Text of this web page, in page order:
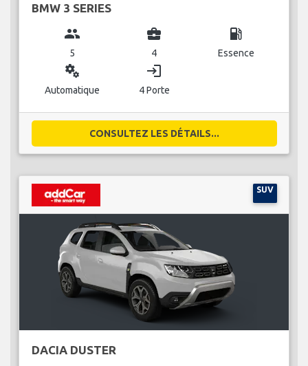
BMW 3 SERIES
group
5
business_center
4
local_gas_station
Essence
miscellaneous_services
Automatique
login
4 Porte
CONSULTEZ LES DÉTAILS...
SUV
DACIA DUSTER